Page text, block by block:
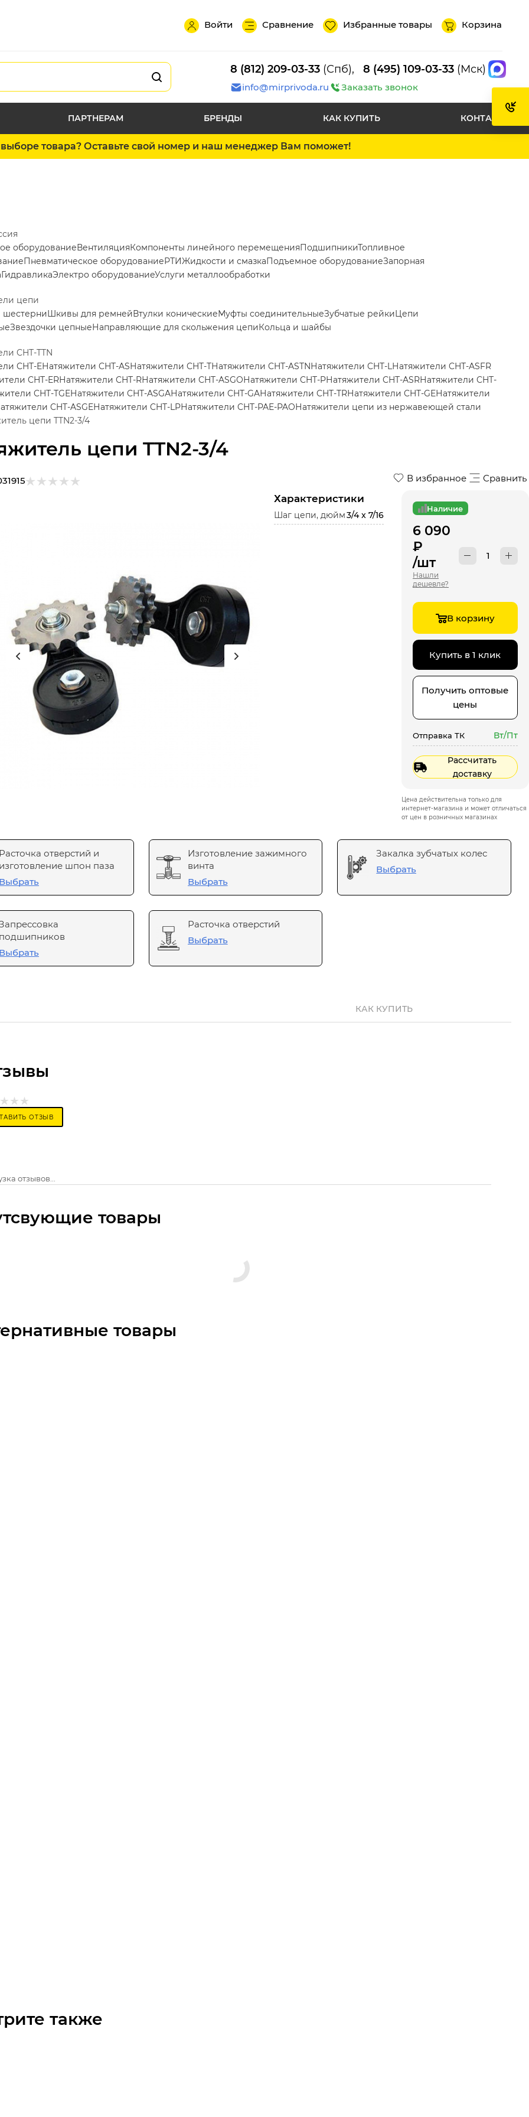
Войти Сравнение Избранные товары Корзина
8 (812) 209-03-33 (Спб), 8 (495) 109-03-33 (Мск)
info@mirprivoda.ru Заказать звонок
ПАРТНЕРАМ БРЕНДЫ КАК КУПИТЬ КОНТАКТЫ
товара? Оставьте свой номер и наш менеджер Вам поможет!
цепи TTN2-3/4
оборудованиеВентиляцияКомпоненты линейного перемещенияПодшипникиТопливное
Пневматическое оборудованиеРТИЖидкости и смазкаПодъемное оборудованиеЗапорная
ГидравликаЭлектро оборудованиеУслуги металлообработки
цепи
шестерниШкивы для ремнейВтулки коническиеМуфты соединительныеЗубчатые рейкиЦепи
Звездочки цепныеНаправляющие для скольжения цепиКольца и шайбы
CHT-TTN
CHT-EНатяжители CHT-ASНатяжители CHT-TНатяжители CHT-ASTNНатяжители CHT-LНатяжители CHT-ASFR
CHT-ERНатяжители CHT-RНатяжители CHT-ASGOНатяжители CHT-PНатяжители CHT-ASRНатяжители CHT-
CHT-TGEНатяжители CHT-ASGAНатяжители CHT-GAНатяжители CHT-TRНатяжители CHT-GEНатяжители
CHT-ASGEНатяжители CHT-LPНатяжители CHT-PAE-PAOНатяжители цепи из нержавеющей стали
цепи TTN2-3/4
В избранное Сравнить
Характеристики
Шаг цепи, дюйм3/4 x 7/16
Наличие
6 090
₽
/шт
Нашли
дешевле?
В корзину
Купить в 1 клик
Получить оптовые
цены
Отправка ТК Вт/Пт
Рассчитать
доставку
Цена действительна только для
интернет-магазина и может отличаться
от цен в розничных магазинах
отверстий и
шпон паза
Изготовление зажимного
винта
Выбрать
Закалка зубчатых колес
Выбрать
Расточка отверстий
Выбрать
КАК КУПИТЬ
ОТЗЫВ
отзывов...
товары
товары
также